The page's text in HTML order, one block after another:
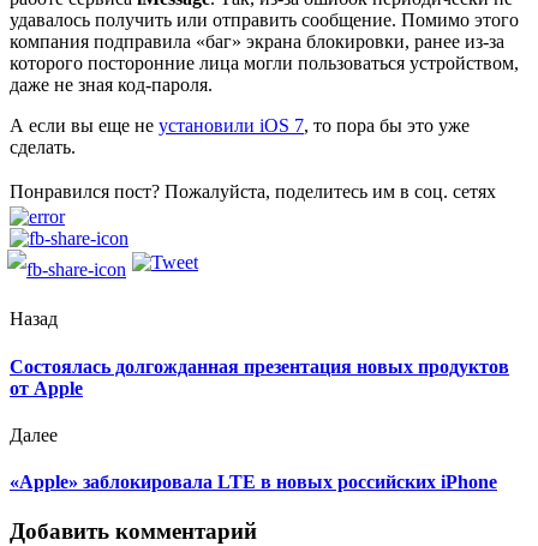
удавалось получить или отправить сообщение. Помимо этого
компания подправила «баг» экрана блокировки, ранее из-за
которого посторонние лица могли пользоваться устройством,
даже не зная код-пароля.
А если вы еще не установили iOS 7, то пора бы это уже
сделать.
Понравился пост? Пожалуйста, поделитесь им в соц. сетях
Назад
Состоялась долгожданная презентация новых продуктов
от Apple
Далее
«Apple» заблокировала LTE в новых российских iPhone
Добавить комментарий